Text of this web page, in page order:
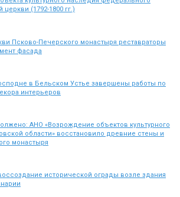
(1792-1800 гг.)
Псково-Печерского монастыря реставраторы
фасада
в Бельском Устье завершены работы по
интерьеров
АНО «Возрождение объектов культурного
области» восстановило древние стены и
монастыря
исторической ограды возле здания